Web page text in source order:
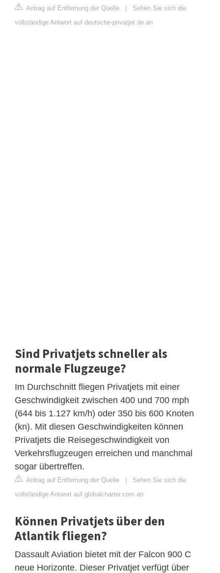
Antrag auf Entfernung der Quelle | Sehen Sie sich die
vollständige Antwort auf deutsche-privatjet.de an
Sind Privatjets schneller als
normale Flugzeuge?
Im Durchschnitt fliegen Privatjets mit einer
Geschwindigkeit zwischen 400 und 700 mph
(644 bis 1.127 km/h) oder 350 bis 600 Knoten
(kn). Mit diesen Geschwindigkeiten können
Privatjets die Reisegeschwindigkeit von
Verkehrsflugzeugen erreichen und manchmal
sogar übertreffen.
Antrag auf Entfernung der Quelle | Sehen Sie sich die
vollständige Antwort auf globalcharter.com an
Können Privatjets über den
Atlantik fliegen?
Dassault Aviation bietet mit der Falcon 900 C
neue Horizonte. Dieser Privatjet verfügt über